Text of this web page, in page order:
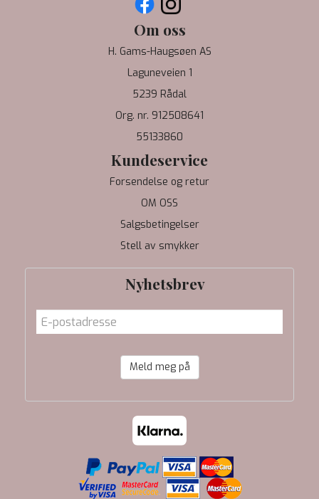
Om oss
H. Gams-Haugsøen AS
Laguneveien 1
5239 Rådal
Org. nr. 912508641
55133860
Kundeservice
Forsendelse og retur
OM OSS
Salgsbetingelser
Stell av smykker
Nyhetsbrev
Meld meg på